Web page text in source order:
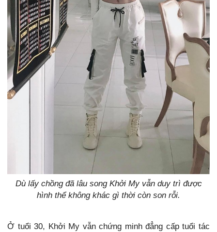
Dù lấy chồng đã lâu song Khởi My vẫn duy trì được
hình thể không khác gì thời còn son rỗi.
Ở tuổi 30, Khởi My vẫn chứng minh đẳng cấp tuổi tác